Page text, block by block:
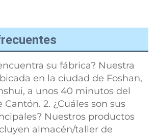
su fábrica? Nuestra
en la ciudad de Foshan,
a unos 40 minutos del
2. ¿Cuáles son sus
Nuestros productos
almacén/taller de